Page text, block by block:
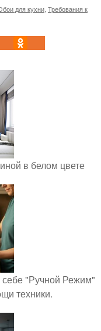
для кухни Требования к
в белом цвете
себе "Ручной Режим"
техники.